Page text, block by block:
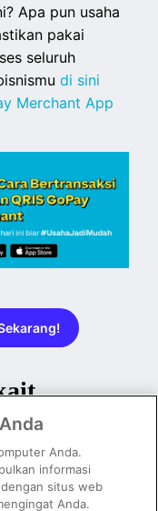
Apa pun usaha
pakai
seluruh
di sini
Merchant App
Anda.
informasi
situs web
Anda.